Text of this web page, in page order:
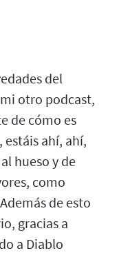
del
otro podcast,
de cómo es
estáis ahí, ahí,
hueso y de
como
de esto
gracias a
a Diablo